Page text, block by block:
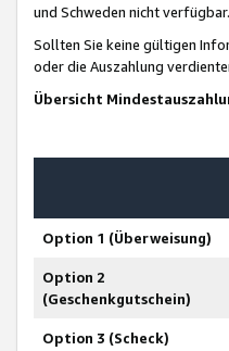
und Schweden nicht verfügbar.
Sollten Sie keine gültigen
oder die Auszahlung
Übersicht
Option 1 (Überweisung)
Option 2
(Geschenkgutschein)
Option 3 (Scheck)